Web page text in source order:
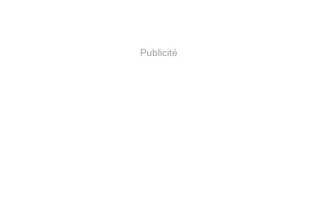
Publicité